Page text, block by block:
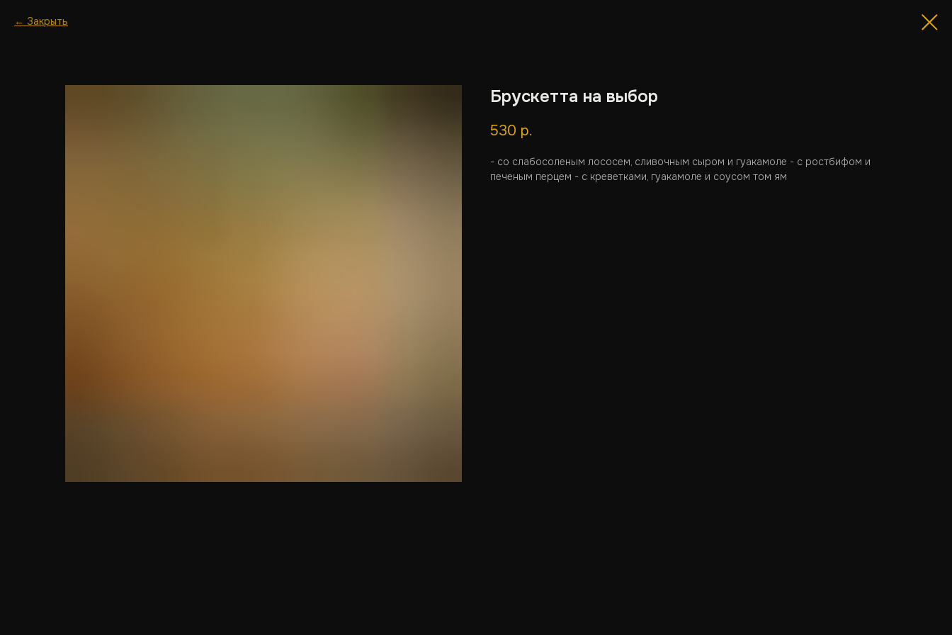
Закрыть
Брускетта на выбор
530 р.
- со слабосоленым лососем, сливочным сыром и гуакамоле - с ростбифом и
печеным перцем - с креветками, гуакамоле и соусом том ям